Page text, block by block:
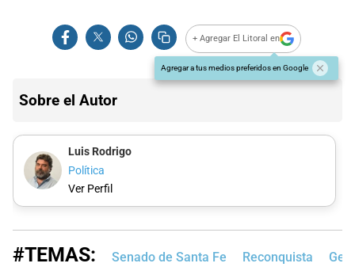
+ Agregar El Litoral en
Agregar a tus medios preferidos en Google
Sobre el Autor
Luis Rodrigo
Política
Ver Perfil
#TEMAS: Senado de Santa Fe Reconquista